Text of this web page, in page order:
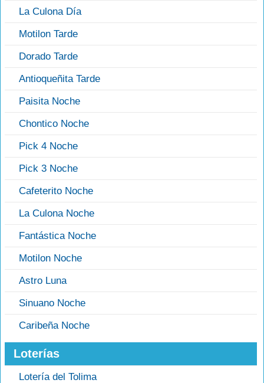
La Culona Día
Motilon Tarde
Dorado Tarde
Antioqueñita Tarde
Paisita Noche
Chontico Noche
Pick 4 Noche
Pick 3 Noche
Cafeterito Noche
La Culona Noche
Fantástica Noche
Motilon Noche
Astro Luna
Sinuano Noche
Caribeña Noche
Loterías
Lotería del Tolima